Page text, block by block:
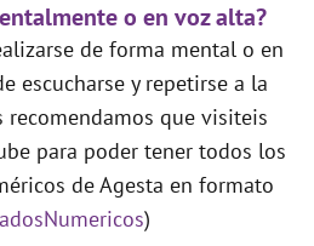
o en voz alta?
de forma mental o en
escucharse y repetirse a la
recomendamos que visiteis
para poder tener todos los
de Agesta en formato
)